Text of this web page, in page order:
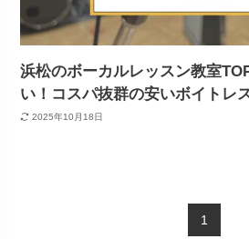
浜松のボーカルレッスン教室
い！コスパ抜群の安いボイトレ
2025年10月18日
1